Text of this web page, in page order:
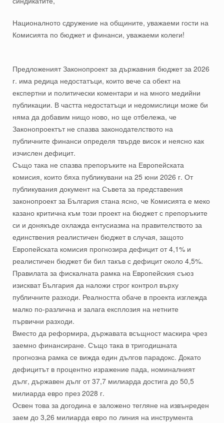
Националното сдружение на общините, уважаеми гости на
Комисията по бюджет и финанси, уважаеми колеги!
Предложеният Законопроект за държавния бюджет за 2026
г. има редица недостатъци, които вече са обект на
експертни и политически коментари и на много медийни
публикации. В частта недостатъци и недомислици може би
няма да добавим нищо ново, но ще отбележа, че
Законопроектът не спазва законодателството на
публичните финанси определя твърде висок и неясно как
изчислен дефицит.
Също така не спазва препоръките на Европейската
комисия, които бяха публикувани на 25 юни 2026 г. От
публикувания документ на Съвета за представения
законопроект за България стана ясно, че Комисията е меко
казано критична към този проект на бюджет с препоръките
си и донякъде охлажда ентусиазма на правителството за
единствения реалистичен бюджет в случая, защото
Европейската комисия прогнозира дефицит от 4,1% и
реалистичен бюджет би бил такъв с дефицит около 4,5%.
Правилата за фискалната рамка на Европейския съюз
изискват България да наложи строг контрол върху
публичните разходи. Реалността обаче в проекта изглежда
малко по-различна и залага експлозия на нетните
първични разходи.
Вместо да реформира, държавата всъщност маскира чрез
заемно финансиране. Също така в тригодишната
прогнозна рамка се вижда един дългов парадокс. Докато
дефицитът в процентно изражение пада, номиналният
дълг, държавен дълг от 37,7 милиарда достига до 50,5
милиарда евро през 2028 г.
Освен това за догодина е заложено тегляне на извънреден
заем до 3,26 милиарда евро по линия на инструмента